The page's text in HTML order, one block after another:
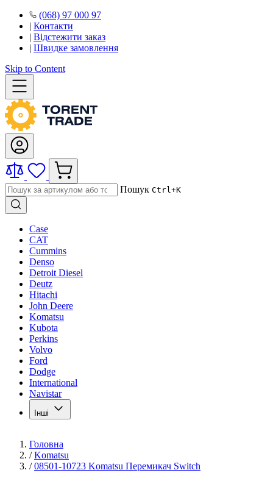
(068) 97 000 97
| Контакти
| Відстежити заказ
| Швидке замовлення
Skip to Content
Пошук Ctrl+K
Case
CAT
Cummins
Denso
Detroit Diesel
Deutz
Hitachi
John Deere
Komatsu
Kubota
Perkins
Volvo
Ford
Dodge
International
Navistar
Інші
Головна
/ Komatsu
/ 08501-10723 Komatsu Перемикач Switch